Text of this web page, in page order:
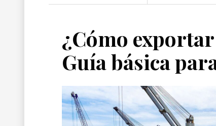
¿Cómo
Guía básica